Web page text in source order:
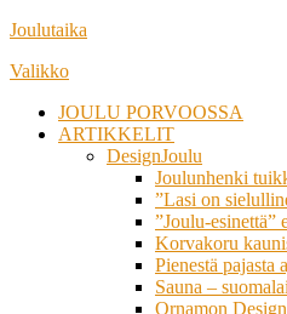
Siirry
sisältöön
Joulutaika
Valikko
JOULU PORVOOSSA
ARTIKKELIT
DesignJoulu
Joulunhenki
”Lasi on
”Joulu-esinettä”
Korvakoru
Pienestä pajasta
Sauna –
Ornamon